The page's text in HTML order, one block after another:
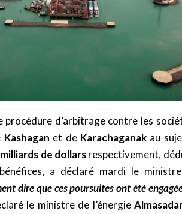
procédure d’arbitrage contre les
Kashagan et de Karachaganakau
de dollarsrespectivement,
a déclaré mardi le
dire que ces poursuites ont été
le ministre de l’énergie